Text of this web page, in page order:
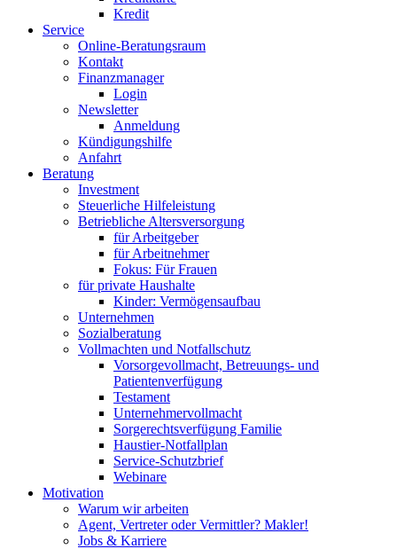
Kredit
Service
Online-Beratungsraum
Kontakt
Finanzmanager
Login
Newsletter
Anmeldung
Kündigungshilfe
Anfahrt
Beratung
Investment
Steuerliche Hilfeleistung
Betriebliche Altersversorgung
für Arbeitgeber
für Arbeitnehmer
Fokus: Für Frauen
für private Haushalte
Kinder: Vermögensaufbau
Unternehmen
Sozialberatung
Vollmachten und Notfallschutz
Vorsorgevollmacht, Betreuungs- und
Patientenverfügung
Testament
Unternehmer­vollmacht
Sorgerechtsverfügung Familie
Haustier-Notfallplan
Service-Schutzbrief
Webinare
Motivation
Warum wir arbeiten
Agent, Vertreter oder Vermittler? Makler!
Jobs & Karriere